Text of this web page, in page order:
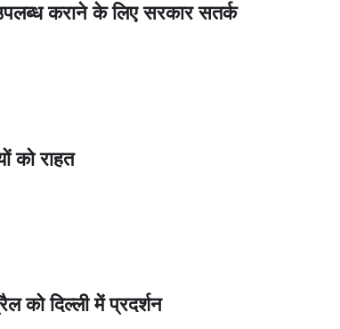
कराने के लिए सरकार सतर्क
को राहत
को दिल्ली में प्रदर्शन